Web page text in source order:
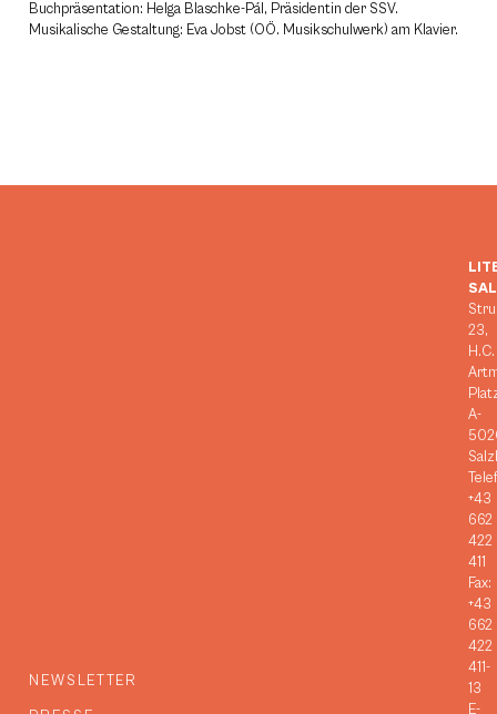
Buchpräsentation: Helga Blaschke-Pál, Präsidentin der SSV.
Musikalische Gestaltung: Eva Jobst (OÖ. Musikschulwerk) am Klavier.
NEWSLETTER
23,
H.C.
A-
+43
662
422
411
Fax:
+43
662
422
411-
13
E-